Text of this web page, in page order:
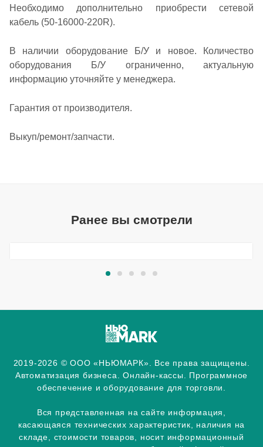
Необходимо дополнительно приобрести сетевой
кабель (50-16000-220R).
В наличии оборудование Б/У и новое. Количество
оборудования Б/У ограниченно, актуальную
информацию уточняйте у менеджера.
Гарантия от производителя.
Выкуп/ремонт/запчасти.
Ранее вы смотрели
2019-2026 © ООО «НЬЮМАРК». Все права защищены.
Автоматизация бизнеса. Онлайн-кассы. Программное
обеспечение и оборудование для торговли.
Вся представленная на сайте информация,
касающаяся технических характеристик, наличия на
складе, стоимости товаров, носит информационный